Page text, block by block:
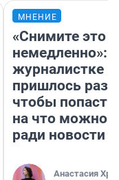
МНЕНИЕ
«Снимите это
немедленно»:
журналистке
пришлось
чтобы попасть
на что можно
ради новости
Анастасия